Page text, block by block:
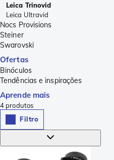
Leica Trinovid
Leica Ultravid
Nocs Provisions
Steiner
Swarovski
Ofertas
Binóculos
Tendências e inspirações
Aprende mais
4 produtos
Filtro